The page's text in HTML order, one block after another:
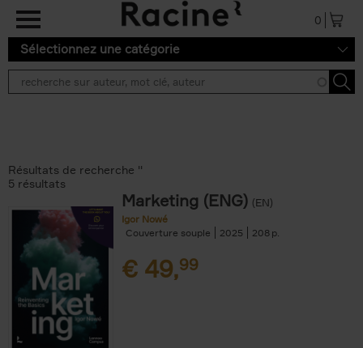
Aller au contenu principal
0
Sélectionnez une catégorie
Résultats de recherche ''
5 résultats
Marketing (ENG) (EN)
Igor Nowé
Couverture souple
2025 208
€ 49,99